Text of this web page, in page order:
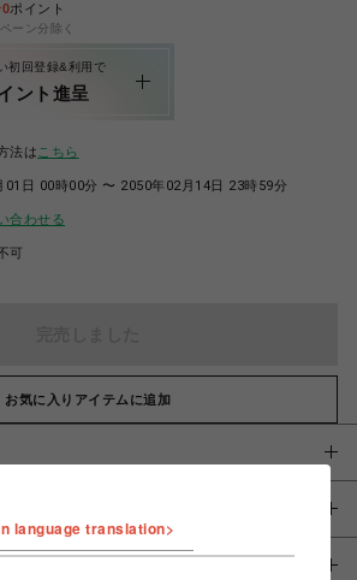
0ポイント
ーン分除く
初回登録&利用で
ント進呈
法は こちら
01日 00時00分 〜 2050年02月14日 23時59分
合わせる
可
お気に入りアイテムに追加
language translation>